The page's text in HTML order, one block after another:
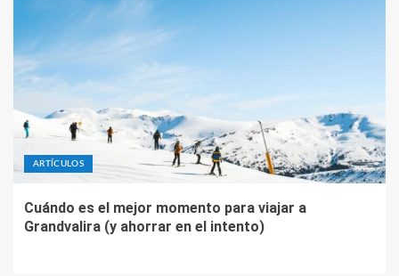
ARTÍCULOS
Cuándo es el mejor momento para viajar a
Grandvalira (y ahorrar en el intento)